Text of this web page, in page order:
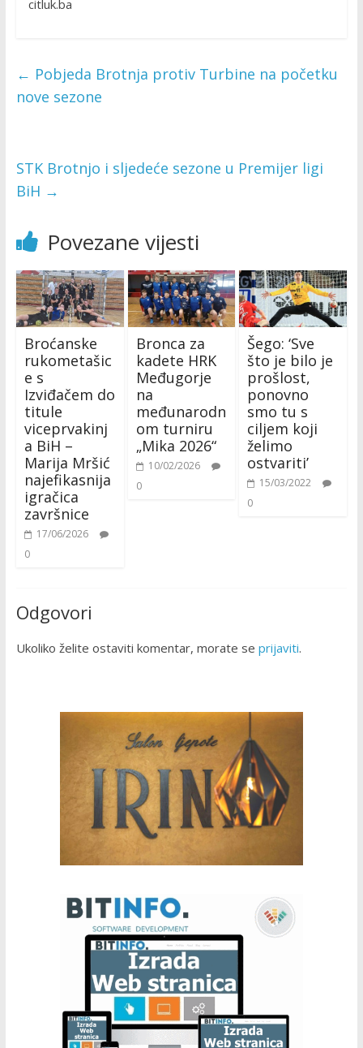
citluk.ba
← Pobjeda Brotnja protiv Turbine na početku
nove sezone
STK Brotnjo i sljedeće sezone u Premijer ligi
BiH →
Povezane vijesti
Broćanske
rukometašic
e s
Izviđačem do
titule
viceprvakinj
a BiH –
Marija Mršić
najefikasnija
igračica
završnice
17/06/2026
0
Bronca za
kadete HRK
Međugorje
na
međunarodn
om turniru
„Mika 2026“
10/02/2026
0
Šego: ‘Sve
što je bilo je
prošlost,
ponovno
smo tu s
ciljem koji
želimo
ostvariti’
15/03/2022
0
Odgovori
Ukoliko želite ostaviti komentar, morate se prijaviti.